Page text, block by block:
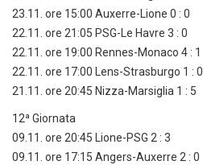
23.11. ore 15:00 Auxerre-Lione 0 : 0
22.11. ore 21:05 PSG-Le Havre 3 : 0
22.11. ore 19:00 Rennes-Monaco 4 : 1
22.11. ore 17:00 Lens-Strasburgo 1 : 0
21.11. ore 20:45 Nizza-Marsiglia 1 : 5
12ª Giornata
09.11. ore 20:45 Lione-PSG 2 : 3
09.11. ore 17:15 Angers-Auxerre 2 : 0